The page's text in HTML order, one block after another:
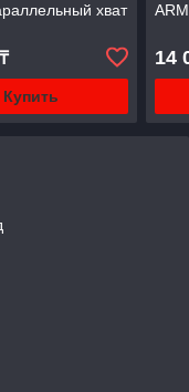
хват
Купить
14